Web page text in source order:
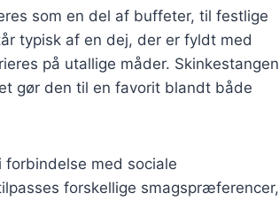
som en del af buffeter, til festlige
typisk af en dej, der er fyldt med
på utallige måder. Skinkestangen
gør den til en favorit blandt både
med sociale
forskellige smagspræferencer,